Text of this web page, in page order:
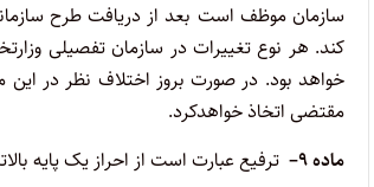
سازمان موظف است بعد از دریافت طرح
کند. هر نوع تغییرات‌ در سازمان تفصیلی
خواهد بود. در صورت بروز اختلاف نظر در این
مقتضی اتخاذ خواهدکرد.
ماده۹– ترفیع عبارت است از احراز یک پایه